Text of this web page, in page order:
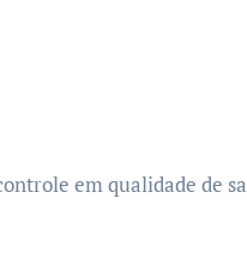
em qualidade de